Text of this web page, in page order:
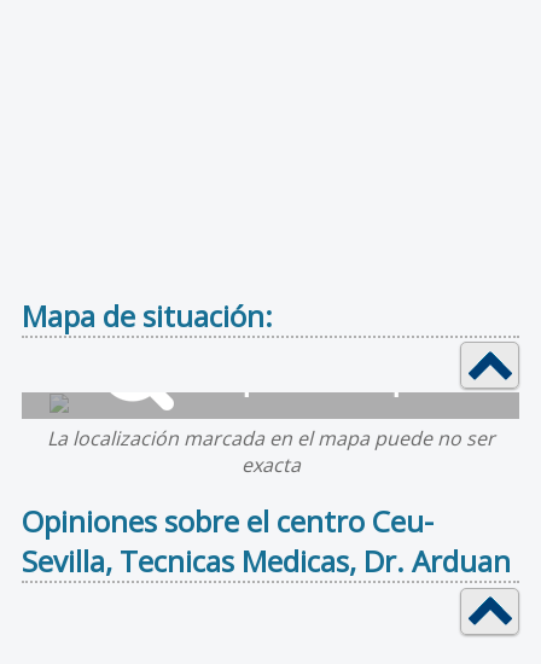
Mapa de situación:
La localización marcada en el mapa puede no ser
exacta
Opiniones sobre el centro Ceu-
Sevilla, Tecnicas Medicas, Dr. Arduan